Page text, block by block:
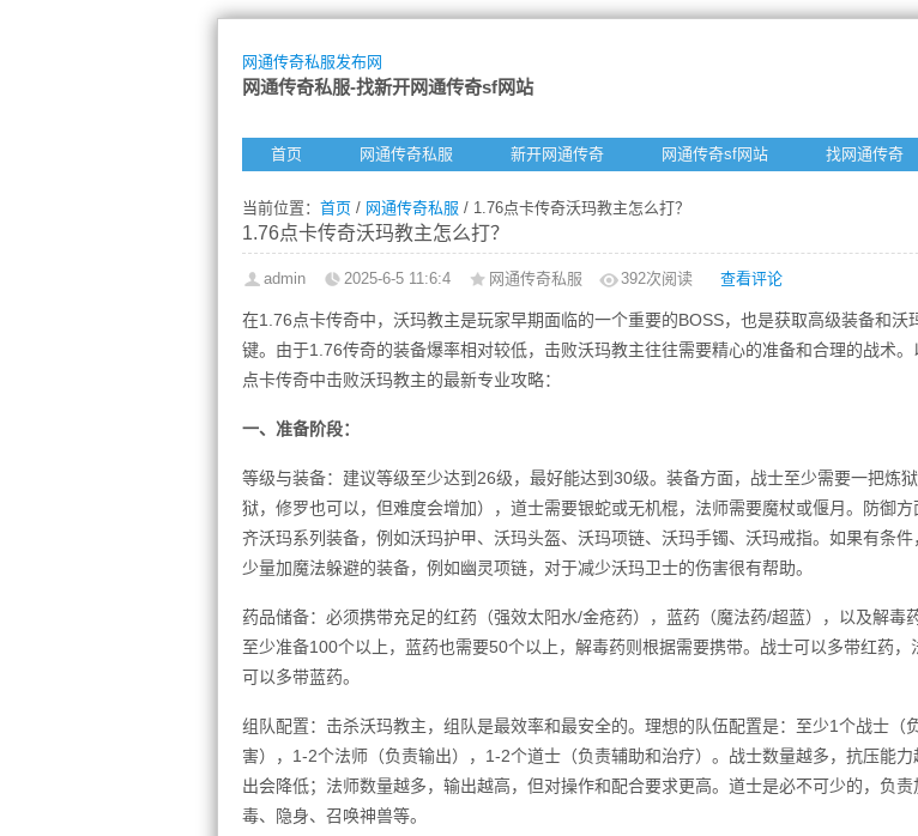
网通传奇私服发布网
网通传奇私服-找新开网通传奇sf网站
首页 网通传奇私服 新开网通传奇 网通传奇sf网站 找网通传奇
当前位置： 首页 / 网通传奇私服 / 1.76点卡传奇沃玛教主怎么打？
1.76点卡传奇沃玛教主怎么打？
admin 2025-6-5 11:6:4 网通传奇私服 392次阅读 查看评论
在1.76点卡传奇中，沃玛教主是玩家早期面临的一个重要的BOSS，也是获取高级装备和沃
键。由于1.76传奇的装备爆率相对较低，击败沃玛教主往往需要精心的准备和合理的战术。
点卡传奇中击败沃玛教主的最新专业攻略：
一、准备阶段：
等级与装备：建议等级至少达到26级，最好能达到30级。装备方面，战士至少需要一把炼
狱，修罗也可以，但难度会增加），道士需要银蛇或无机棍，法师需要魔杖或偃月。防御方
齐沃玛系列装备，例如沃玛护甲、沃玛头盔、沃玛项链、沃玛手镯、沃玛戒指。如果有条件
少量加魔法躲避的装备，例如幽灵项链，对于减少沃玛卫士的伤害很有帮助。
药品储备：必须携带充足的红药（强效太阳水/金疮药），蓝药（魔法药/超蓝），以及解毒
至少准备100个以上，蓝药也需要50个以上，解毒药则根据需要携带。战士可以多带红药，
可以多带蓝药。
组队配置：击杀沃玛教主，组队是最效率和最安全的。理想的队伍配置是：至少1个战士（
害），1-2个法师（负责输出），1-2个道士（负责辅助和治疗）。战士数量越多，抗压能力
出会降低；法师数量越多，输出越高，但对操作和配合要求更高。道士是必不可少的，负责
毒、隐身、召唤神兽等。